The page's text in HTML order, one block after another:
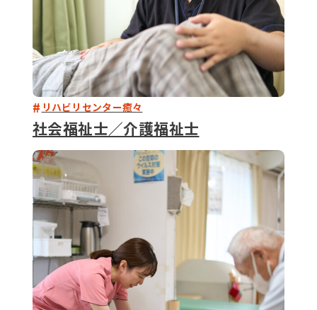
リハビリセンター癒々
社会福祉士／介護福祉士